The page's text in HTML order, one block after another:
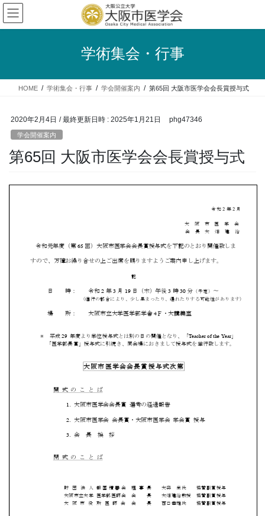
コ
ン
テ
ス
ナ
ビ
ゲ
ン
学術集会・行事
HOME 学術集会・行事 学会開催案内 第65回 大阪市医学会会長賞授与式
2020年2月4日 / 最終更新日時 : 2025年1月21日 phg47346
学会開催案内
第65回 大阪市医学会会長賞授与式